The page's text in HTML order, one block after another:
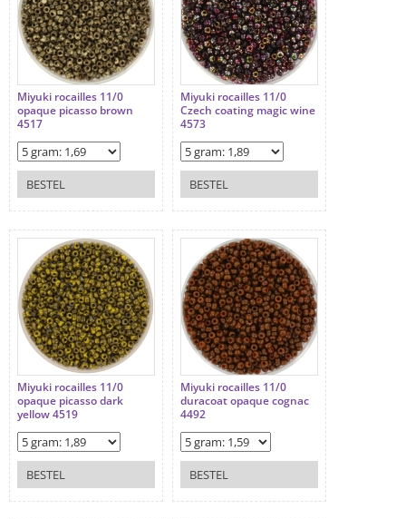
Miyuki rocailles 11/0
opaque picasso brown
4517
BESTEL
Miyuki rocailles 11/0
Czech coating magic wine
4573
BESTEL
Miyuki rocailles 11/0
opaque picasso dark
yellow 4519
BESTEL
Miyuki rocailles 11/0
duracoat opaque cognac
4492
BESTEL